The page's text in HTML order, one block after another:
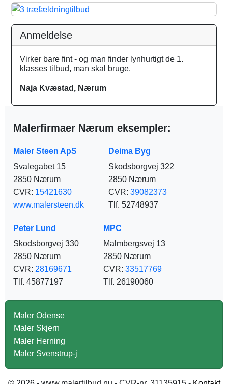
e
b
o
e
n
e
l
Anmeldelse
Virker bare fint - og man finder lynhurtigt de 1.
klasses tilbud, man skal bruge.
Naja Kvæstad, Nærum
Malerfirmaer Nærum eksempler:
Maler Steen ApS
Svalegabet 15
2850 Nærum
CVR: 15421630
www.malersteen.dk
Deima Byg
Skodsborgvej 322
2850 Nærum
CVR: 39082373
Tlf. 52748937
Peter Lund
Skodsborgvej 330
2850 Nærum
CVR: 28169671
Tlf. 45877197
MPC
Malmbergsvej 13
2850 Nærum
CVR: 33517769
Tlf. 26190060
Maler Odense
Maler Skjern
Maler Herning
Maler Svenstrup-j